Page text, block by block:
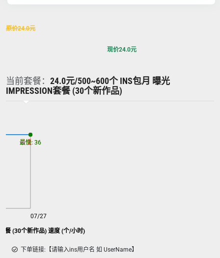
原价24.0元
现价24.0元
当前套餐： 24.0元/500~600个 INS包月 曝光
IMPRESSION套餐 (30个新作品)
餐 (30个新作品) 速度 (个/小时)
07/27
最慢: 36
最快: 36
下单链接:【请输入ins用户名 如 UserName】